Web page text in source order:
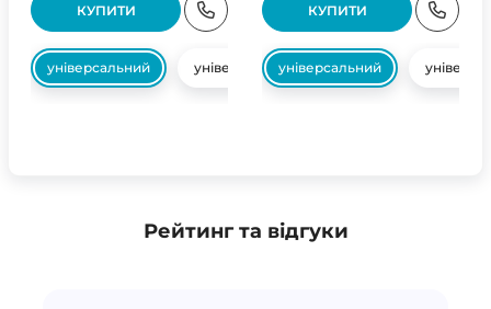
КУПИТИ
універсальний універсальний
КУПИТИ
універсальний
Рейтинг та відгуки